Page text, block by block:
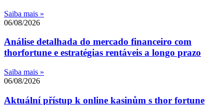
Saiba mais »
06/08/2026
Análise detalhada do mercado financeiro com
thorfortune e estratégias rentáveis a longo prazo
Saiba mais »
06/08/2026
Aktuální přístup k online kasinům s thor fortune